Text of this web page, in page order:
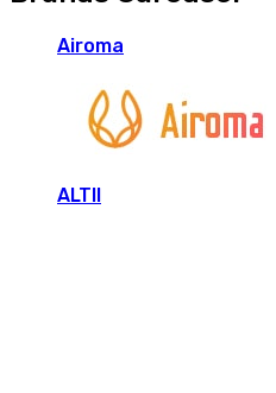
Airoma
ALTII